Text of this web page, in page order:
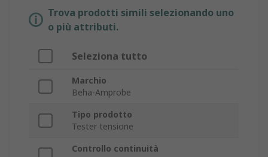
Trova prodotti simili selezionando uno
o più attributi.
Seleziona tutto
Marchio
Beha-Amprobe
Tipo prodotto
Tester tensione
Controllo continuità